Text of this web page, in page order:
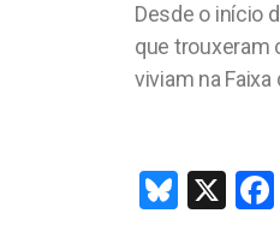
Desde o início
que trouxeram
viviam na Faixa
Bl X